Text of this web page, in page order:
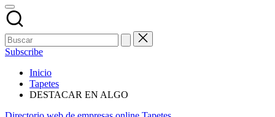
Subscribe
Inicio
Tapetes
DESTACAR EN ALGO
Publicado